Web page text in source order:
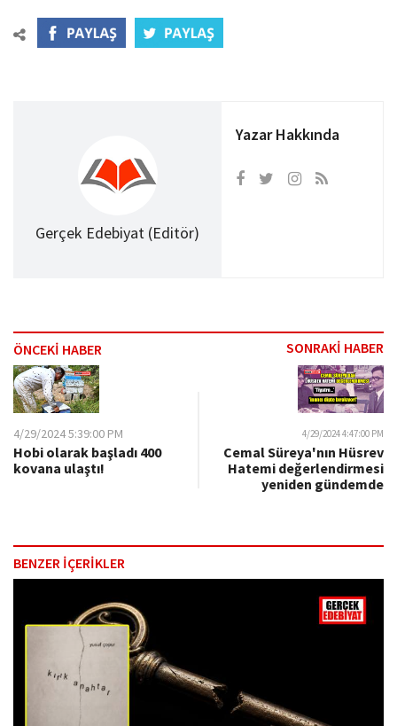
Gerçek Edebiyat (Editör)
Yazar Hakkında
ÖNCEKİ HABER SONRAKİ HABER
4/29/2024 5:39:00 PM
Hobi olarak başladı 400
kovana ulaştı!
4/29/2024 4:47:00 PM
Cemal Süreya'nın Hüsrev
Hatemi değerlendirmesi
yeniden gündemde
BENZER İÇERİKLER